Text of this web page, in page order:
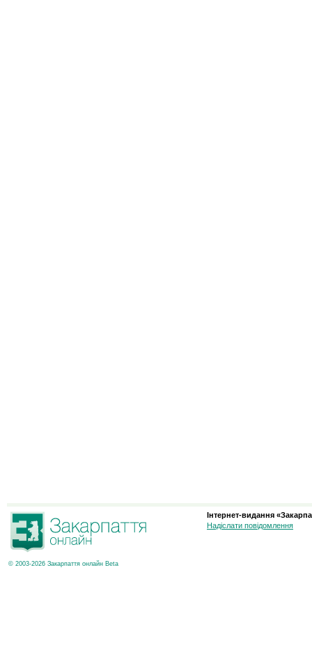
© 2003-2026 Закарпаття онлайн Beta
Інтернет-видання
Надіслати повідомлення